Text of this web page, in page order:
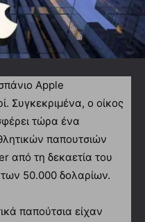
Apple
Συγκεκριμένα, ο οίκος
τώρα ένα
παπουτσιών
από τη δεκαετία του
50.000 δολαρίων.
παπούτσια είχαν